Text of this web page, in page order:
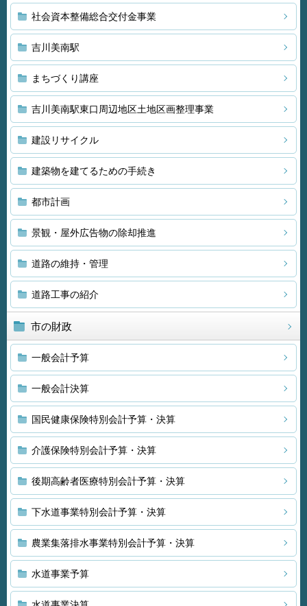
社会資本整備総合交付金事業
吉川美南駅
まちづくり講座
吉川美南駅東口周辺地区土地区画整理事業
建設リサイクル
建築物を建てるための手続き
都市計画
景観・屋外広告物の除却推進
道路の維持・管理
道路工事の紹介
市の財政
一般会計予算
一般会計決算
国民健康保険特別会計予算・決算
介護保険特別会計予算・決算
後期高齢者医療特別会計予算・決算
下水道事業特別会計予算・決算
農業集落排水事業特別会計予算・決算
水道事業予算